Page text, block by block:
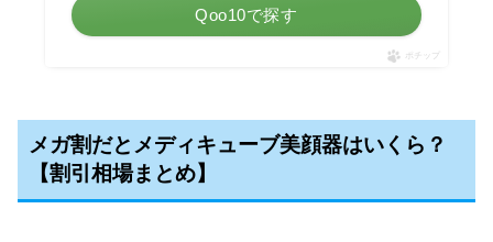
Qoo10で探す
ポチップ
メガ割だとメディキューブ美顔器はいくら？
【割引相場まとめ】